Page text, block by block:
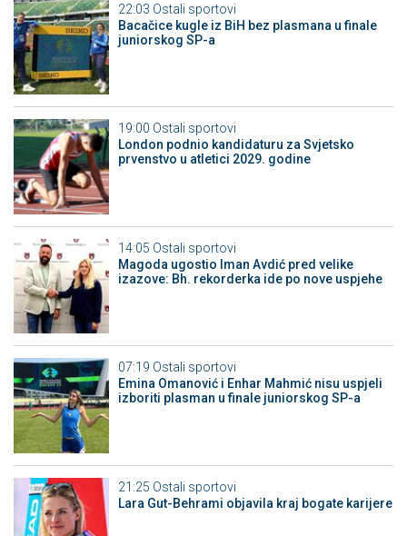
22:03 Ostali sportovi
Bacačice kugle iz BiH bez plasmana u finale
juniorskog SP-a
19:00 Ostali sportovi
London podnio kandidaturu za Svjetsko
prvenstvo u atletici 2029. godine
14:05 Ostali sportovi
Magoda ugostio Iman Avdić pred velike
izazove: Bh. rekorderka ide po nove uspjehe
07:19 Ostali sportovi
Emina Omanović i Enhar Mahmić nisu uspjeli
izboriti plasman u finale juniorskog SP-a
21:25 Ostali sportovi
Lara Gut-Behrami objavila kraj bogate karijere